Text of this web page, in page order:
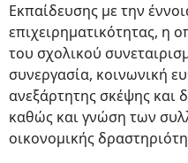
Εκπαίδευσης με την
επιχειρηματικότητας, η
του σχολικού
συνεργασία, κοινωνική
ανεξάρτητης σκέψης και
καθώς και γνώση των
οικονομικής